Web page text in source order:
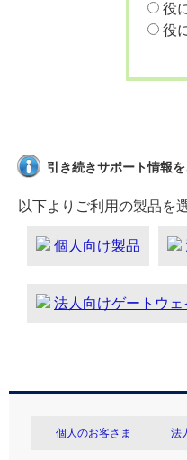
役
役
引き続きサポート情報
以下よりご利用の製品を
個人向け製品
法人向けゲートウェ
個人のお客さま 法